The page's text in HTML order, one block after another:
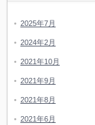
2025年7月
2024年2月
2021年10月
2021年9月
2021年8月
2021年6月